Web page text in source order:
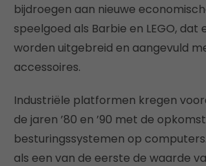
bijdroegen aan nieuwe
speelgoed als Barbie en LEGO, dat
worden uitgebreid en aangevuld
accessoires.
Industriële platformen kregen
de jaren ’80 en ’90 met de
besturingssystemen op
als een van de eerste de waarde